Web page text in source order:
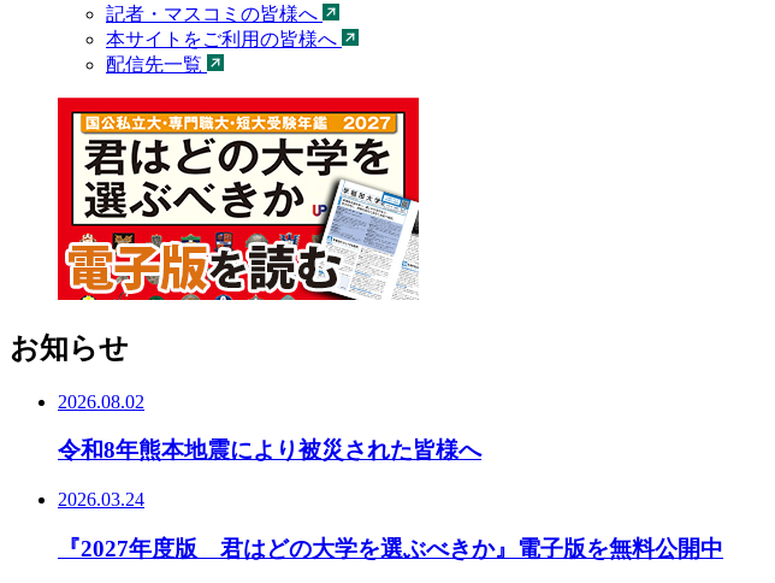
記者・マスコミの皆様へ
本サイトをご利用の皆様へ
配信先一覧
お知らせ
2026.08.02
令和8年熊本地震により被災された皆様へ
2026.03.24
『2027年度版 君はどの大学を選ぶべきか』電子版を無料公開中